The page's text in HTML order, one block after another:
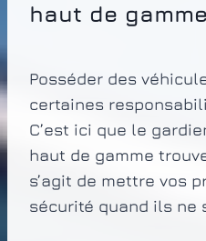
haut de gamme
Posséder des
certaines
C’est ici que le
haut de gamme
s’agit de mettre vos
sécurité quand ils ne